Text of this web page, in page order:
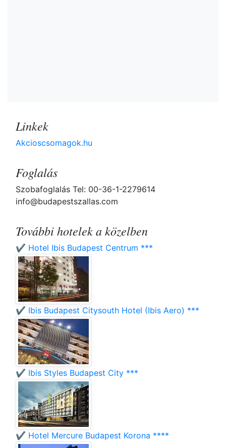
Linkek
Akcioscsomagok.hu
Foglalás
Szobafoglalás Tel: 00-36-1-2279614
info@budapestszallas.com
További hotelek a közelben
✔️ Hotel Ibis Budapest Centrum ***
✔️ Ibis Budapest Citysouth Hotel (Ibis Aero) ***
✔️ Ibis Styles Budapest City ***
✔️ Hotel Mercure Budapest Korona ****